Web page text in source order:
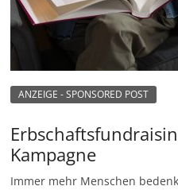
ANZEIGE - SPONSORED POST
Kampagne
Immer mehr Menschen